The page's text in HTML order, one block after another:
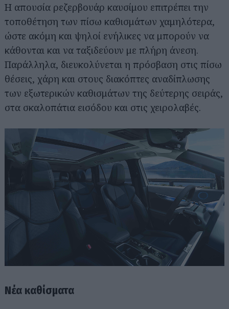
Η απουσία ρεζερβουάρ καυσίμου επιτρέπει την
τοποθέτηση των πίσω καθισμάτων χαμηλότερα,
ώστε ακόμη και ψηλοί ενήλικες να μπορούν να
κάθονται και να ταξιδεύουν με πλήρη άνεση.
Παράλληλα, διευκολύνεται η πρόσβαση στις πίσω
θέσεις, χάρη και στους διακόπτες αναδίπλωσης
των εξωτερικών καθισμάτων της δεύτερης σειράς,
στα σκαλοπάτια εισόδου και στις χειρολαβές.
Νέα καθίσματα